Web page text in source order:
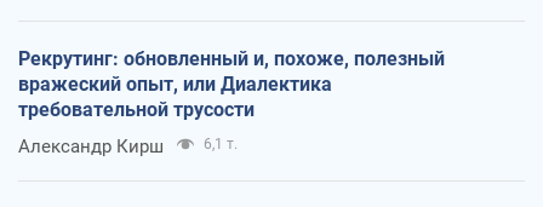
Рекрутинг: обновленный и, похоже, полезный
вражеский опыт, или Диалектика
требовательной трусости
Александр Кирш 6,1 т.